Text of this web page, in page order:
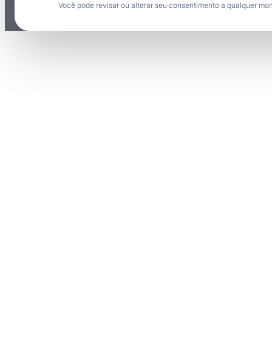
Você pode revisar ou alterar seu consentimento a qualquer